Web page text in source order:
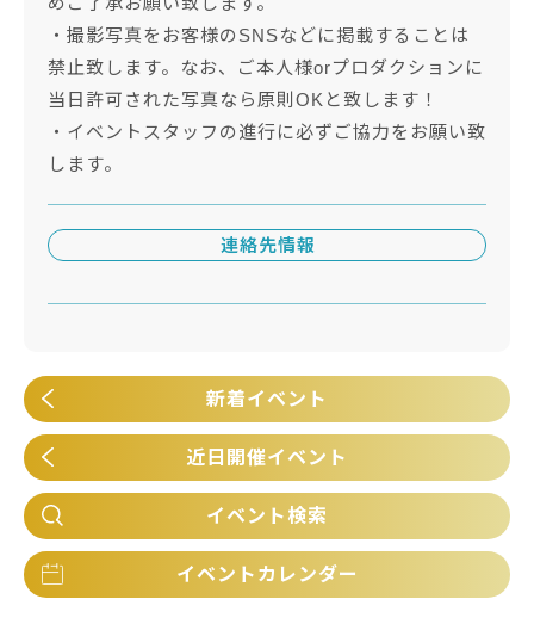
・撮影写真をお客様のSNSなどに掲載することは
禁止致します。なお、ご本人様orプロダクションに
当日許可された写真なら原則OKと致します！
・イベントスタッフの進行に必ずご協力をお願い致
します。
連絡先情報
新着イベント
近日開催イベント
イベント検索
イベントカレンダー